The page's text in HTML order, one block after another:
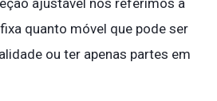
quanto móvel que pode ser
ou ter apenas partes em